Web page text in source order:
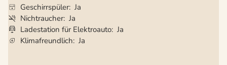
Geschirrspüler Ja
Nichtraucher Ja
Ladestation für Elektroauto Ja
Klimafreundlich Ja